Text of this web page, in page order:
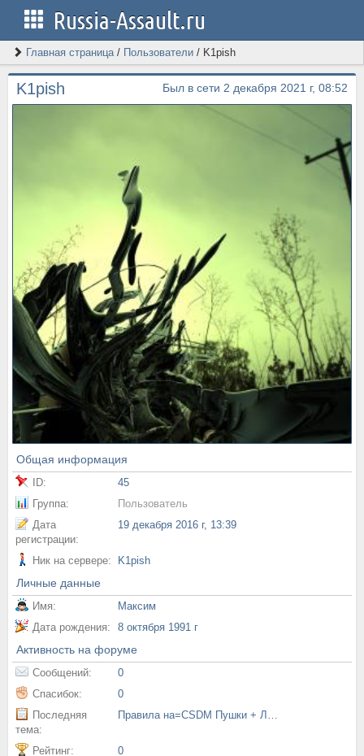
Russia-Assault.ru
Главная страница/ Пользователи / K1pish
K1pish Был в сети 2 декабря 2021 г, 08:52
Общая информация
ID:
45
Группа:
Пользователь
Дата
регистрации:
19 декабря 2016 г, 13:39
Ник на сервере: K1pish
Личные данные
Имя:
Максим
Дата рождения:
8 октября 1991 г
Активность на форуме
Сообщений:
0
Спасибок:
0
Последняя
тема:
Правила на=CSDM Пушки + Лазеры=- от ilya_050_96
Рейтинг: 0